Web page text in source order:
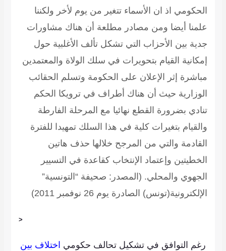
الحكومي اذ ان الأسماء تتغير من يوم لأخر ولكننا
علمنا أيضا ومن مصادر مطلعة أن هناك مشاورات
جدية بين الأحزاب التي تشكل تألف الأغلبية حول
إمكانية القيام بتحويرات في سلك الولاة والمعتمدين
مباشرة إثر الإعلان على الحكومة وتسلم الحقائب
الوزارية حيث أن هناك أطراف في ترويكا الحكم
تنادي بضرورة القطع نهائيا مع المرحلة الفارطة
والقيام بتغيرات كلية في هذا السلك تمهيدا للفترة
القادمة والتي من المرجح خلالها حذف هاتين
الخطيتين وإعتماد الإنتخاب كقاعدة في التسيير
الجهوي والمحلي. (المصدر: صحيفة “التونسية”
الإلكترونية(تونس) الصادرة يوم 26 نوفمبر 2011)
<
رغم التوافق في تشكيل تحالف حكومي اختلاف بين